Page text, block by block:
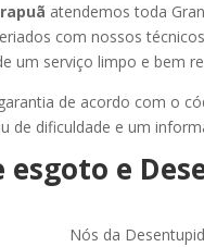
atendemos toda
com nossos
um serviço limpo e bem
de acordo com o
de dificuldade e um
e
Nós da